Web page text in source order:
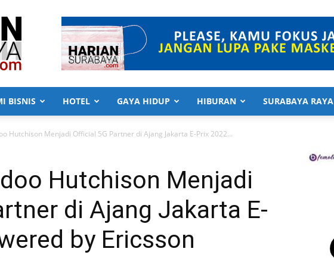
BISNIS HOTEL GAYA HIDUP HIBURAN SURABAYA RAYA
Hutchison Menjadi Official 5G Partner di Ajang Jakarta E-Prix 2022...
Hutchison Menjadi
di Ajang Jakarta E-
by Ericsson